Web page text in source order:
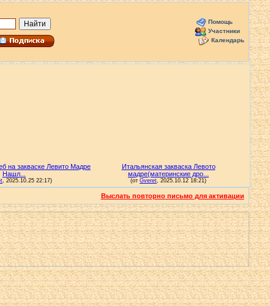
Помощь
Участники
Календарь
Выслать повторно письмо для активации